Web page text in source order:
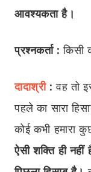
आवश्यकता है।
प्रश्नकर्ता : किसी
दादाश्री : वह तो
पहले का सारा
कोई कभी हमारा
ऐसी शक्ति ही